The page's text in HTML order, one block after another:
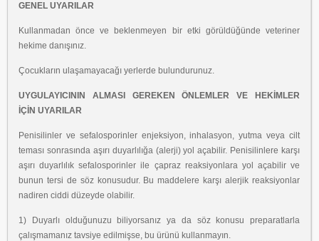
GENEL UYARILAR
Kullanmadan önce ve beklenmeyen bir etki görüldüğünde veteriner
hekime danışınız.
Çocukların ulaşamayacağı yerlerde bulundurunuz.
UYGULAYICININ ALMASI GEREKEN ÖNLEMLER VE HEKİMLER
İÇİN UYARILAR
Penisilinler ve sefalosporinler enjeksiyon, inhalasyon, yutma veya cilt
teması sonrasında aşırı duyarlılığa (alerji) yol açabilir. Penisilinlere karşı
aşırı duyarlılık sefalosporinler ile çapraz reaksiyonlara yol açabilir ve
bunun tersi de söz konusudur. Bu maddelere karşı alerjik reaksiyonlar
nadiren ciddi düzeyde olabilir.
1) Duyarlı olduğunuzu biliyorsanız ya da söz konusu preparatlarla
çalışmamanız tavsiye edilmişse, bu ürünü kullanmayın.